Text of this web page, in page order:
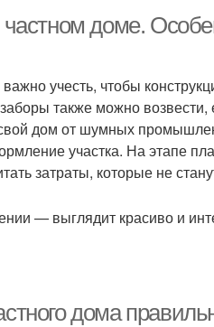
частном доме.
учесть, чтобы
также можно
дом от шумных
участка. На этапе
затраты, которые не
— выглядит красиво и
дома